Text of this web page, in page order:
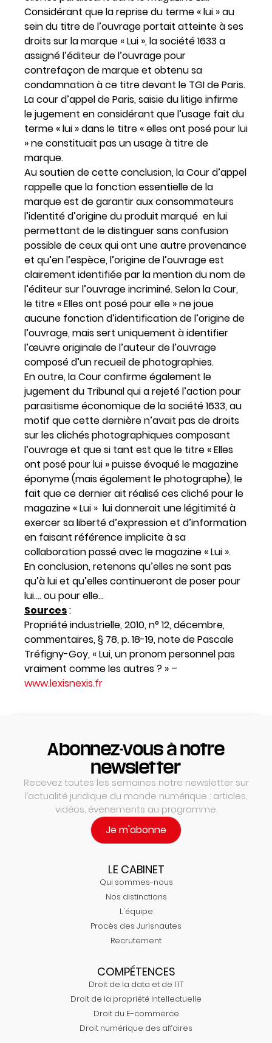
Considérant que la reprise du terme « lui » au
sein du titre de l’ouvrage portait atteinte à ses
droits sur la marque « Lui », la société 1633 a
assigné l’éditeur de l’ouvrage pour
contrefaçon de marque et obtenu sa
condamnation à ce titre devant le TGI de Paris.
La cour d’appel de Paris, saisie du litige infirme
le jugement en considérant que l’usage fait du
terme « lui » dans le titre « elles ont posé pour lui
» ne constituait pas un usage à titre de
marque.
Au soutien de cette conclusion, la Cour d’appel
rappelle que la fonction essentielle de la
marque est de garantir aux consommateurs
l’identité d’origine du produit marqué en lui
permettant de le distinguer sans confusion
possible de ceux qui ont une autre provenance
et qu’en l’espèce, l’origine de l’ouvrage est
clairement identifiée par la mention du nom de
l’éditeur sur l’ouvrage incriminé. Selon la Cour,
le titre « Elles ont posé pour elle » ne joue
aucune fonction d’identification de l’origine de
l’ouvrage, mais sert uniquement à identifier
l’œuvre originale de l’auteur de l’ouvrage
composé d’un recueil de photographies.
En outre, la Cour confirme également le
jugement du Tribunal qui a rejeté l’action pour
parasitisme économique de la société 1633, au
motif que cette dernière n’avait pas de droits
sur les clichés photographiques composant
l’ouvrage et que si tant est que le titre « Elles
ont posé pour lui » puisse évoqué le magazine
éponyme (mais également le photographe), le
fait que ce dernier ait réalisé ces cliché pour le
magazine « Lui » lui donnerait une légitimité à
exercer sa liberté d’expression et d’information
en faisant référence implicite à sa
collaboration passé avec le magazine « Lui ».
En conclusion, retenons qu’elles ne sont pas
qu’à lui et qu’elles continueront de poser pour
lui…. ou pour elle…
Sources:
Propriété industrielle, 2010, n° 12, décembre,
commentaires, § 78, p. 18-19, note de Pascale
Tréfigny-Goy, « Lui, un pronom personnel pas
vraiment comme les autres ? » –
www.lexisnexis.fr
Abonnez-vous à notre
newsletter
Recevez toutes les semaines notre newsletter sur
l’actualité juridique du monde numérique : articles,
vidéos, évenements au programme.
Je m'abonne
LE CABINET
Qui sommes-nous
Nos distinctions
L'équipe
Procès des Jurisnautes
Recrutement
COMPÉTENCES
Droit de la data et de l'IT
Droit de la propriété Intellectuelle
Droit du E-commerce
Droit numérique des affaires